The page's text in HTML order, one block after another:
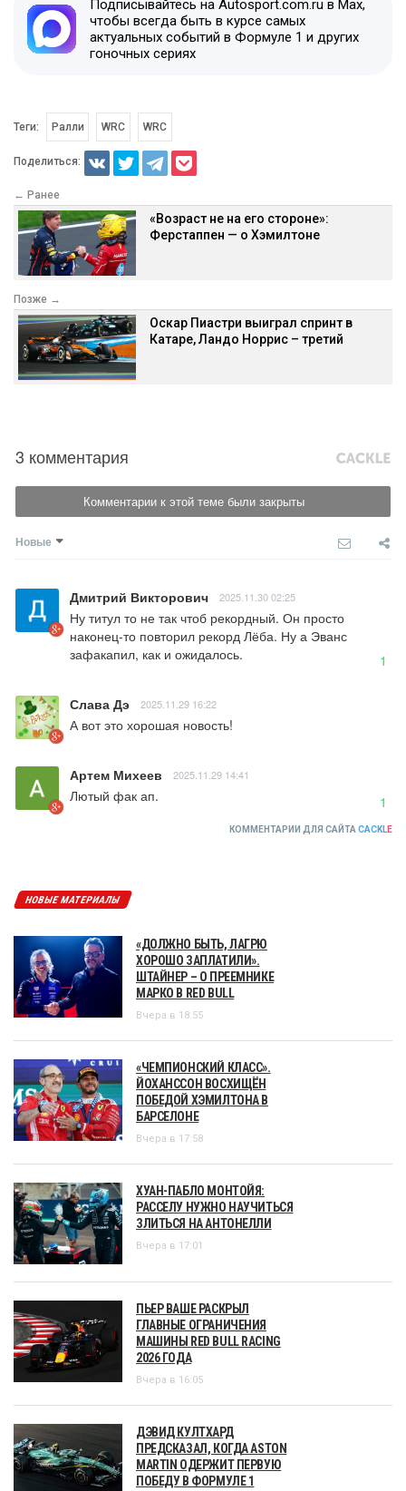
Подписывайтесь на Autosport.com.ru в Max,
чтобы всегда быть в курсе самых
актуальных событий в Формуле 1 и других
гоночных сериях
Теги: Ралли WRC WRC
Поделиться:
← Ранее
«Возраст не на его стороне»:
Ферстаппен — о Хэмилтоне
Позже →
Оскар Пиастри выиграл спринт в
Катаре, Ландо Норрис – третий
3 комментария
Комментарии к этой теме были закрыты
Новые
Дмитрий Викторович 2025.11.30 02:25
Ну титул то не так чтоб рекордный. Он просто
наконец-то повторил рекорд Лёба. Ну а Эванс
зафакапил, как и ожидалось.
1
Слава Дэ 2025.11.29 16:22
А вот это хорошая новость!
Артем Михеев 2025.11.29 14:41
Лютый фак ап. 1
КОММЕНТАРИИ ДЛЯ САЙТА CACKLE
НОВЫЕ МАТЕРИАЛЫ
«ДОЛЖНО БЫТЬ, ЛАГРЮ
ХОРОШО ЗАПЛАТИЛИ».
ШТАЙНЕР – О ПРЕЕМНИКЕ
МАРКО В RED BULL
Вчера в 18:55
«ЧЕМПИОНСКИЙ КЛАСС».
ЙОХАНССОН ВОСХИЩЁН
ПОБЕДОЙ ХЭМИЛТОНА В
БАРСЕЛОНЕ
Вчера в 17:58
ХУАН-ПАБЛО МОНТОЙЯ:
РАССЕЛУ НУЖНО НАУЧИТЬСЯ
ЗЛИТЬСЯ НА АНТОНЕЛЛИ
Вчера в 17:01
ПЬЕР ВАШЕ РАСКРЫЛ
ГЛАВНЫЕ ОГРАНИЧЕНИЯ
МАШИНЫ RED BULL RACING
2026 ГОДА
Вчера в 16:05
ДЭВИД КУЛТХАРД
ПРЕДСКАЗАЛ, КОГДА ASTON
MARTIN ОДЕРЖИТ ПЕРВУЮ
ПОБЕДУ В ФОРМУЛЕ 1